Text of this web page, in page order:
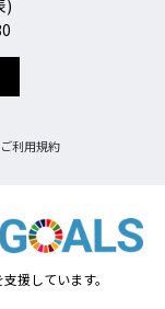
)
ご利用規約
援しています。